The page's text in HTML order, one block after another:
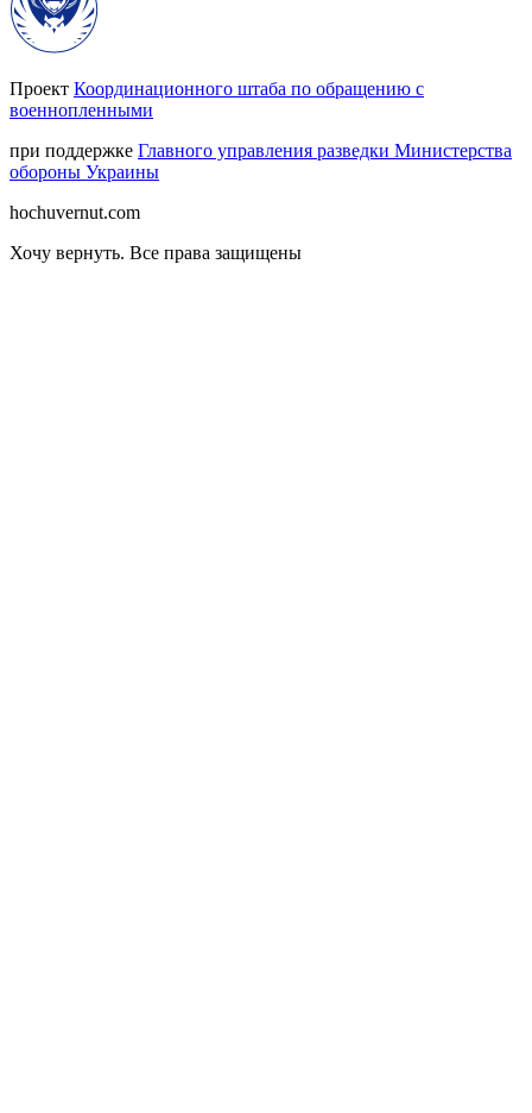
Проект Координационного штаба по обращению с
военнопленными
при поддержке Главного управления разведки Министерства
обороны Украины
hochuvernut.com
Хочу вернуть. Все права защищены